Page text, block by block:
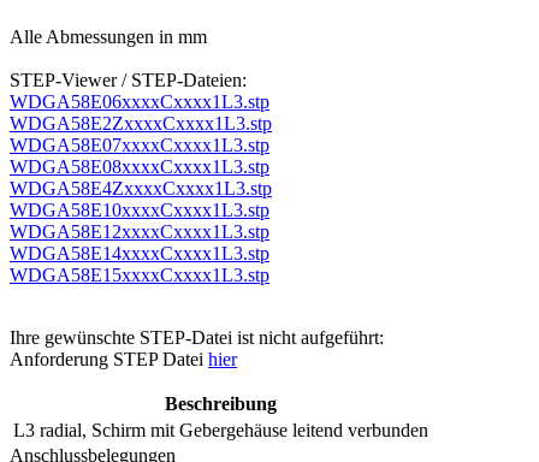
Alle Abmessungen in mm
STEP-Viewer / STEP-Dateien:
WDGA58E06xxxxCxxxx1L3.stp
WDGA58E2ZxxxxCxxxx1L3.stp
WDGA58E07xxxxCxxxx1L3.stp
WDGA58E08xxxxCxxxx1L3.stp
WDGA58E4ZxxxxCxxxx1L3.stp
WDGA58E10xxxxCxxxx1L3.stp
WDGA58E12xxxxCxxxx1L3.stp
WDGA58E14xxxxCxxxx1L3.stp
WDGA58E15xxxxCxxxx1L3.stp
Ihre gewünschte STEP-Datei ist nicht aufgeführt:
Anforderung STEP Datei hier
Beschreibung
L3 radial, Schirm mit Gebergehäuse leitend verbunden
Anschlussbelegungen